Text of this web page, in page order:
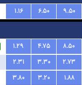
۱.۱۶ ۶.۵۰
۹.۵۰
۱.۲۹ ۴.۷۵
۸.۵۰
۲.۳۱ ۳.۳۰
۲.۷۳
۳.۸۰ ۳.۲۰
۱.۸۸